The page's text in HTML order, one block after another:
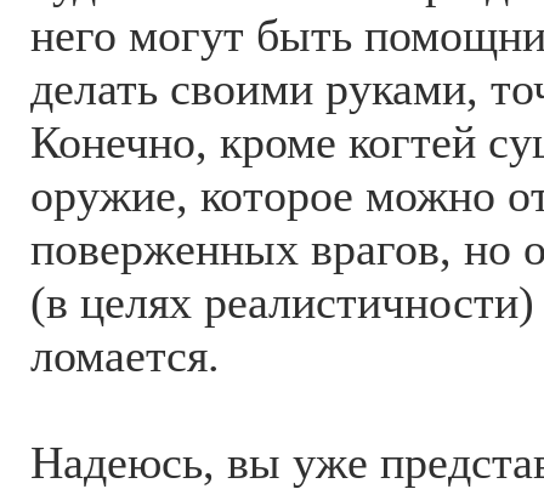
него могут быть
делать своими руками,
Конечно, кроме когтей
оружие, которое можно
поверженных врагов, но
(в целях
ломается.
Надеюсь, вы уже